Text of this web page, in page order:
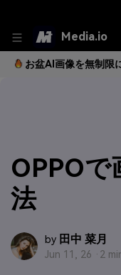
Media.io
お盆AI画像を無制限
OPPOで
法
by 田中 菜月
Jun 11, 26 · 2